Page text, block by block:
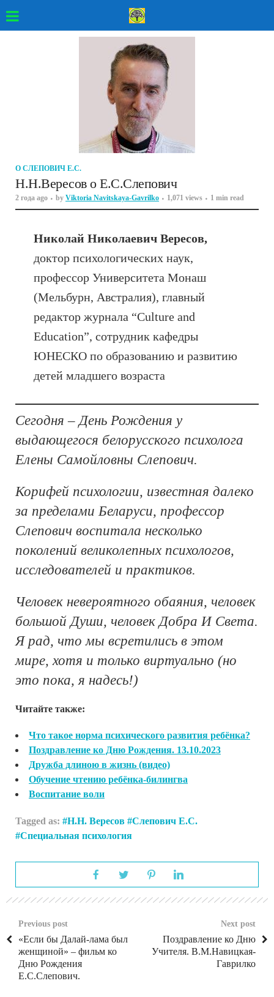
О СЛЕПОВИЧ Е.С.
Н.Н.Вересов о Е.С.Слепович
2 года ago by Viktoria Navitskaya-Gavrilko 1,071 views 1 min read
Николай Николаевич Вересов,
доктор психологических наук,
профессор Университета Монаш
(Мельбурн, Австралия), главный
редактор журнала “Culture and
Education”, сотрудник кафедры
ЮНЕСКО по образованию и развитию
детей младшего возраста
Сегодня – День Рождения у
выдающегося белорусского психолога
Елены Самойловны Слепович.
Корифей психологии, известная далеко
за пределами Беларуси, профессор
Слепович воспитала несколько
поколений великолепных психологов,
исследователей и практиков.
Человек невероятного обаяния, человек
большой Души, человек Добра И Света.
Я рад, что мы всретились в этом
мире, хотя и только виртуально (но
это пока, я надесь!)
Читайте также:
Что такое норма психического развития ребёнка?
Поздравление ко Дню Рождения. 13.10.2023
Дружба длиною в жизнь (видео)
Обучение чтению ребёнка-билингва
Воспитание воли
Tagged as: Н.Н. Вересов
Слепович Е.С.
Специальная психология
Previous post
«Если бы Далай-лама был
женщиной» – фильм ко
Дню Рождения
Е.С.Слепович.
Next post
Поздравление ко Дню
Учителя. В.М.Навицкая-
Гаврилко